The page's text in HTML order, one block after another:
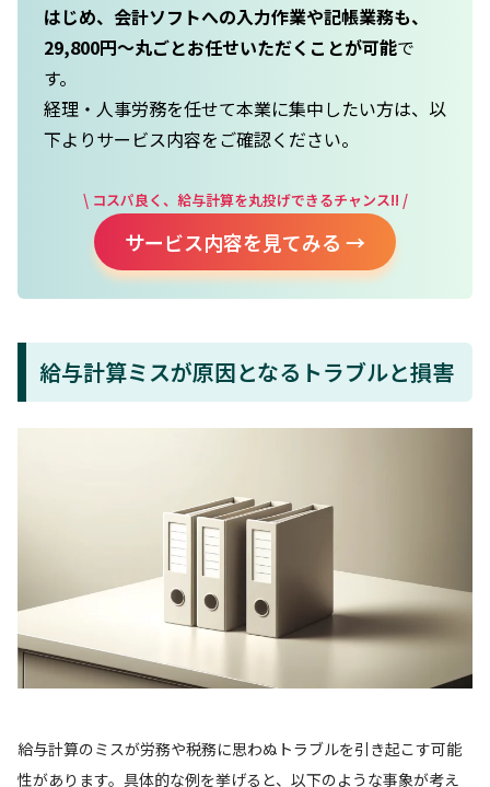
はじめ、会計ソフトへの入力作業や記帳業務も、
29,800円〜丸ごとお任せいただくことが可能で
す。
経理・人事労務を任せて本業に集中したい方は、以
下よりサービス内容をご確認ください。
\ コスパ良く、給与計算を丸投げできるチャンス!! /
サービス内容を見てみる →
給与計算ミスが原因となるトラブルと損害
給与計算のミスが労務や税務に思わぬトラブルを引き起こす可能
性があります。具体的な例を挙げると、以下のような事象が考え